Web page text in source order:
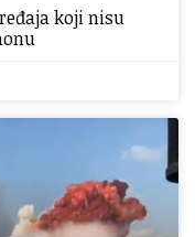
koji nisu